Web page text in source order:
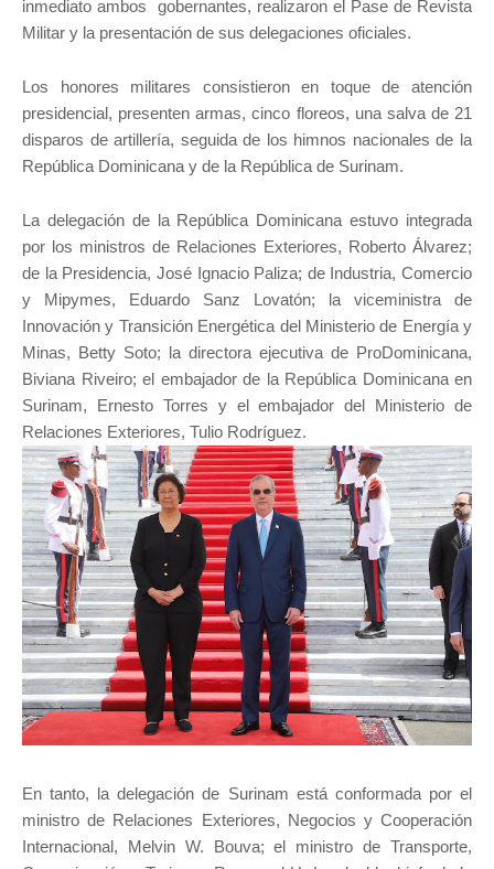
inmediato ambos gobernantes, realizaron el Pase de Revista
Militar y la presentación de sus delegaciones oficiales.
Los honores militares consistieron en toque de atención
presidencial, presenten armas, cinco floreos, una salva de 21
disparos de artillería, seguida de los himnos nacionales de la
República Dominicana y de la República de Surinam.
La delegación de la República Dominicana estuvo integrada
por los ministros de Relaciones Exteriores, Roberto Álvarez;
de la Presidencia, José Ignacio Paliza; de Industria, Comercio
y Mipymes, Eduardo Sanz Lovatón; la viceministra de
Innovación y Transición Energética del Ministerio de Energía y
Minas, Betty Soto; la directora ejecutiva de ProDominicana,
Biviana Riveiro; el embajador de la República Dominicana en
Surinam, Ernesto Torres y el embajador del Ministerio de
Relaciones Exteriores, Tulio Rodríguez.
En tanto, la delegación de Surinam está conformada por el
ministro de Relaciones Exteriores, Negocios y Cooperación
Internacional, Melvin W. Bouva; el ministro de Transporte,